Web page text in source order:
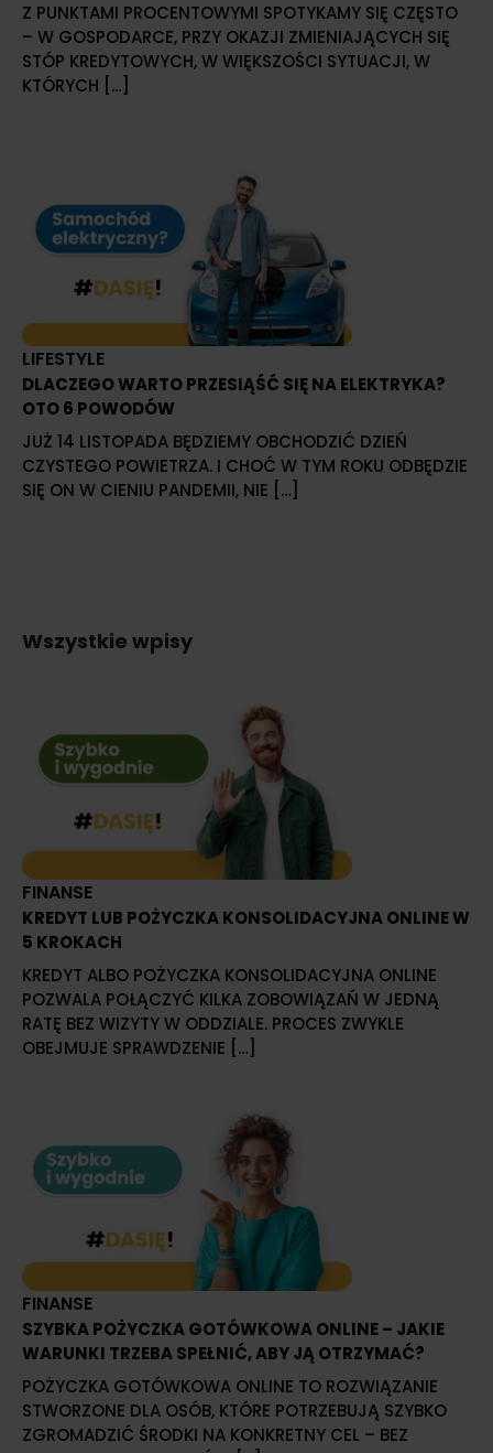
Z PUNKTAMI PROCENTOWYMI SPOTYKAMY SIĘ CZĘSTO
– W GOSPODARCE, PRZY OKAZJI ZMIENIAJĄCYCH SIĘ
STÓP KREDYTOWYCH, W WIĘKSZOŚCI SYTUACJI, W
KTÓRYCH […]
LIFESTYLE
DLACZEGO WARTO PRZESIĄŚĆ SIĘ NA ELEKTRYKA?
OTO 6 POWODÓW
JUŻ 14 LISTOPADA BĘDZIEMY OBCHODZIĆ DZIEŃ
CZYSTEGO POWIETRZA. I CHOĆ W TYM ROKU ODBĘDZIE
SIĘ ON W CIENIU PANDEMII, NIE […]
Wszystkie wpisy
FINANSE
KREDYT LUB POŻYCZKA KONSOLIDACYJNA ONLINE W
5 KROKACH
KREDYT ALBO POŻYCZKA KONSOLIDACYJNA ONLINE
POZWALA POŁĄCZYĆ KILKA ZOBOWIĄZAŃ W JEDNĄ
RATĘ BEZ WIZYTY W ODDZIALE. PROCES ZWYKLE
OBEJMUJE SPRAWDZENIE […]
FINANSE
SZYBKA POŻYCZKA GOTÓWKOWA ONLINE – JAKIE
WARUNKI TRZEBA SPEŁNIĆ, ABY JĄ OTRZYMAĆ?
POŻYCZKA GOTÓWKOWA ONLINE TO ROZWIĄZANIE
STWORZONE DLA OSÓB, KTÓRE POTRZEBUJĄ SZYBKO
ZGROMADZIĆ ŚRODKI NA KONKRETNY CEL – BEZ